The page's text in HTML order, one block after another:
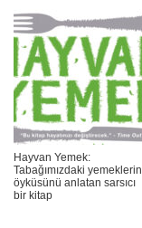
Hayvan Yemek:
Tabağımızdaki yemeklerin
öyküsünü anlatan sarsıcı
bir kitap